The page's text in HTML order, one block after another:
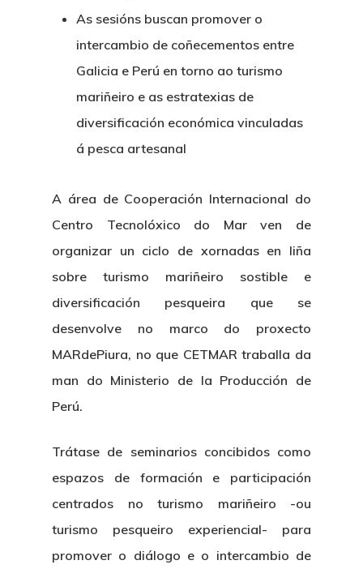
As sesións buscan promover o
intercambio de coñecementos entre
Galicia e Perú en torno ao turismo
mariñeiro e as estratexias de
diversificación económica vinculadas
á pesca artesanal
A área de Cooperación Internacional do
Centro Tecnolóxico do Mar ven de
organizar un ciclo de xornadas en liña
sobre turismo mariñeiro sostible e
diversificación pesqueira que se
desenvolve no marco do proxecto
MARdePiura, no que CETMAR traballa da
man do Ministerio de la Producción de
Perú.
Trátase de seminarios concibidos como
espazos de formación e participación
centrados no turismo mariñeiro -ou
turismo pesqueiro experiencial- para
promover o diálogo e o intercambio de